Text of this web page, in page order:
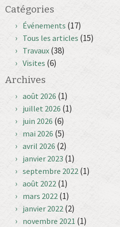
Catégories
Événements (17)
Tous les articles (15)
Travaux (38)
Visites (6)
Archives
août 2026 (1)
juillet 2026 (1)
juin 2026 (6)
mai 2026 (5)
avril 2026 (2)
janvier 2023 (1)
septembre 2022 (1)
août 2022 (1)
mars 2022 (1)
janvier 2022 (2)
novembre 2021 (1)